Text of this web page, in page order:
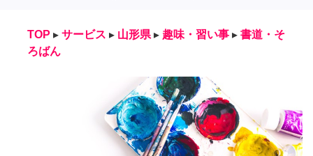
TOP ▸ サービス ▸ 山形県 ▸ 趣味・習い事 ▸ 書道・そ
ろばん